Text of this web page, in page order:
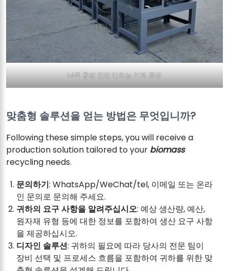
나무 톱밥 연탄 만드는 기계 공장
맞춤형 솔루션을 얻는 방법은 무엇입니까?
Following these simple steps, you will receive a
production solution tailored to your biomass
recycling needs.
문의하기: WhatsApp/WeChat/tel, 이메일 또는 온라
인 문의로 문의해 주세요.
귀하의 요구 사항을 알려주십시오: 예상 생산량, 예산,
원자재 유형 등에 대한 정보를 포함하여 생산 요구 사항
을 제공하십시오.
디자인 솔루션: 귀하의 필요에 따라 당사의 전문 팀이
장비 선택 및 프로세스 흐름을 포함하여 귀하를 위한 맞